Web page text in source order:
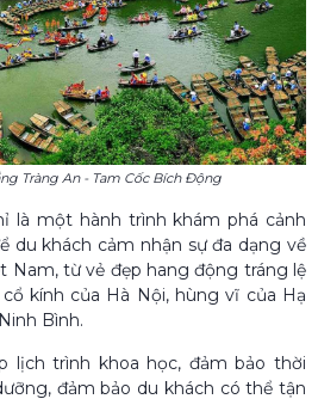
Tràng An - Tam Cốc Bích Động
là một hành trình khám phá cảnh
du khách cảm nhận sự đa dạng về
Nam, từ vẻ đẹp hang động tráng lệ
kính của Hà Nội, hùng vĩ của Hạ
Bình.
lịch trình khoa học, đảm bảo thời
đảm bảo du khách có thể tận